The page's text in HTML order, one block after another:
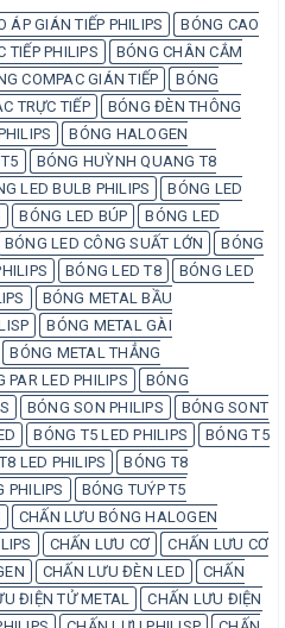
ÁP GIÁN TIẾP PHILIPS
BÓNG CAO
TIẾP PHILIPS
BÓNG CHÂN CẮM
COMPAC GIÁN TIẾP
BÓNG
TRỰC TIẾP
BÓNG ĐÈN THÔNG
BÓNG HALOGEN
BÓNG HUỲNH QUANG T8
LED BULB PHILIPS
BÓNG LED
BÓNG LED BÚP
BÓNG LED
BÓNG LED CÔNG SUẤT LỚN
BÓNG
BÓNG LED T8
BÓNG LED
BÓNG METAL BẦU
BÓNG METAL GÀI
BÓNG METAL THẲNG
PAR LED PHILIPS
BÓNG
BÓNG SON PHILIPS
BÓNG SONT
BÓNG T5 LED PHILIPS
BÓNG T5
LED PHILIPS
BÓNG T8
PHILIPS
BÓNG TUÝP T5
CHẤN LƯU BÓNG HALOGEN
CHẤN LƯU CƠ
CHẤN LƯU CƠ
CHẤN LƯU ĐÈN LED
CHẤN
ĐIỆN TỬ METAL
CHẤN LƯU ĐIỆN